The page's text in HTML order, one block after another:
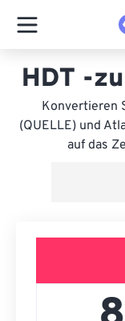
HDT -
Konvertieren
(QUELLE) und
auf das